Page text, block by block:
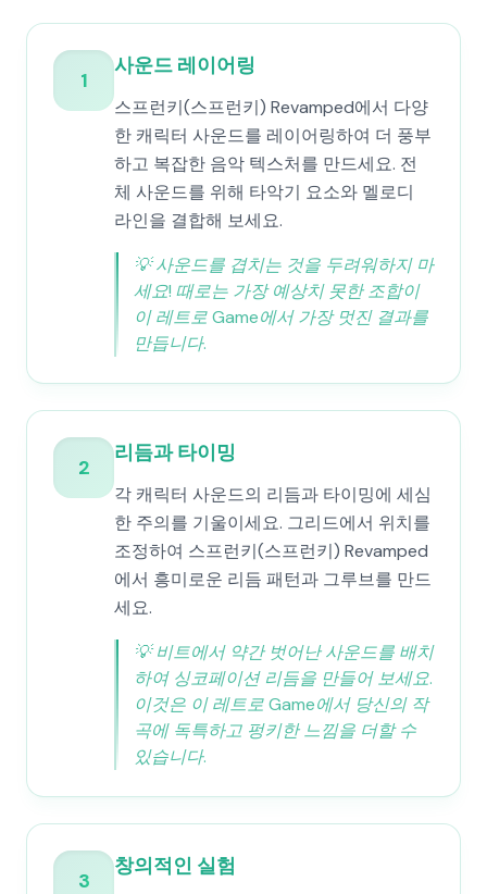
1
사운드 레이어링
스프런키(스프런키) Revamped에서 다양
한 캐릭터 사운드를 레이어링하여 더 풍부
하고 복잡한 음악 텍스처를 만드세요. 전
체 사운드를 위해 타악기 요소와 멜로디
라인을 결합해 보세요.
💡사운드를 겹치는 것을 두려워하지 마
세요! 때로는 가장 예상치 못한 조합이
이 레트로 Game에서 가장 멋진 결과를
만듭니다.
2
리듬과 타이밍
각 캐릭터 사운드의 리듬과 타이밍에 세심
한 주의를 기울이세요. 그리드에서 위치를
조정하여 스프런키(스프런키) Revamped
에서 흥미로운 리듬 패턴과 그루브를 만드
세요.
💡비트에서 약간 벗어난 사운드를 배치
하여 싱코페이션 리듬을 만들어 보세요.
이것은 이 레트로 Game에서 당신의 작
곡에 독특하고 펑키한 느낌을 더할 수
있습니다.
3
창의적인 실험